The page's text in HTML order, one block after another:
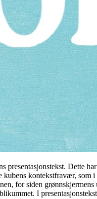
Dette
kontekstfravær,
for siden
I